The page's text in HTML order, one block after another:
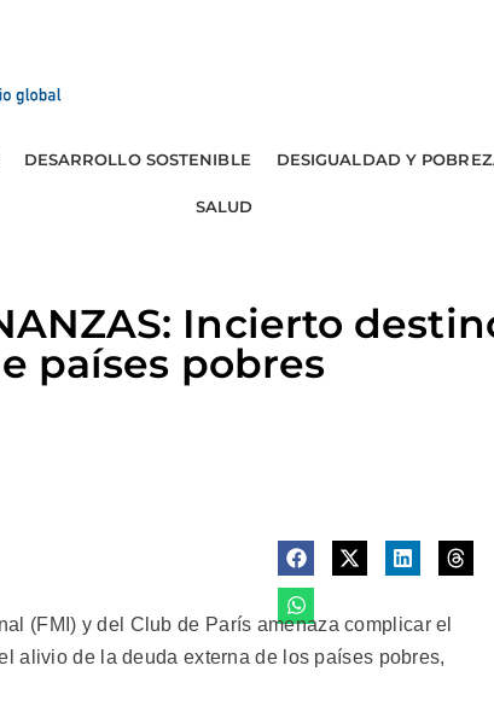
DESARROLLO SOSTENIBLE DESIGUALDAD Y
SALUD
Incierto
países pobres
(FMI) y del Club de París amenaza complicar el
alivio de la deuda externa de los países pobres,